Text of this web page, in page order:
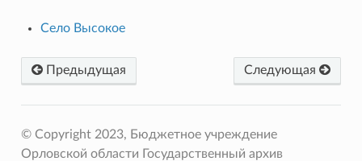
Село Высокое
Предыдущая Следующая
© Copyright 2023, Бюджетное учреждение
Орловской области Государственный архив